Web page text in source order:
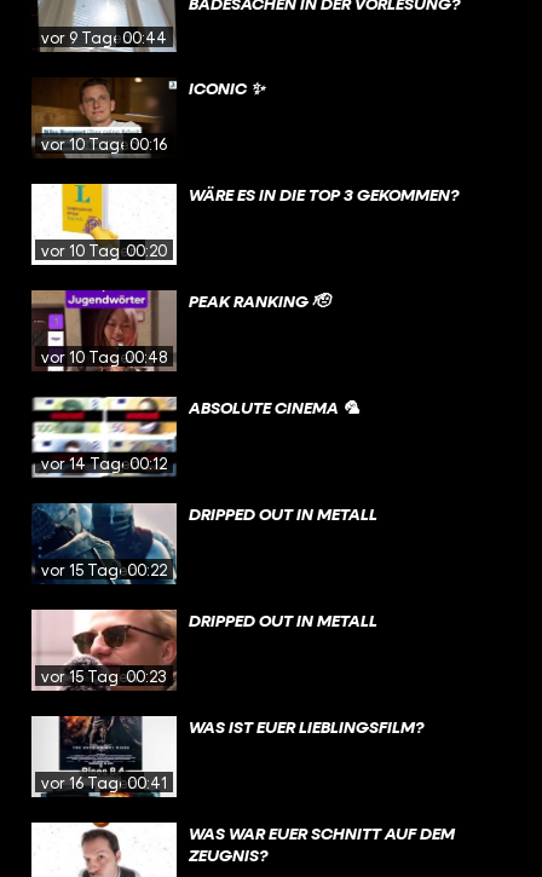
vor 9 Tagen00:44
vor 10 Tagen00:16
ICONIC ✨
vor 10 Tagen00:20
WÄRE ES IN DIE TOP 3 GEKOMMEN?
vor 10 Tagen00:48
PEAK RANKING 🫡
vor 14 Tagen00:12
ABSOLUTE CINEMA 🦜
vor 15 Tagen00:22
DRIPPED OUT IN METALL
vor 15 Tagen00:23
DRIPPED OUT IN METALL
vor 16 Tagen00:41
WAS IST EUER LIEBLINGSFILM?
WAS WAR EUER SCHNITT AUF DEM
ZEUGNIS?